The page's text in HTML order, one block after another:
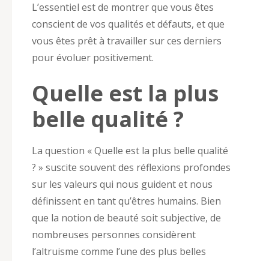
L’essentiel est de montrer que vous êtes
conscient de vos qualités et défauts, et que
vous êtes prêt à travailler sur ces derniers
pour évoluer positivement.
Quelle est la plus
belle qualité ?
La question « Quelle est la plus belle qualité
? » suscite souvent des réflexions profondes
sur les valeurs qui nous guident et nous
définissent en tant qu’êtres humains. Bien
que la notion de beauté soit subjective, de
nombreuses personnes considèrent
l’altruisme comme l’une des plus belles